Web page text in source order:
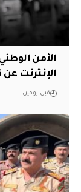
الأمن
الإنترنت عن 6 الاف مستخدم في نينوى
قبل يومين